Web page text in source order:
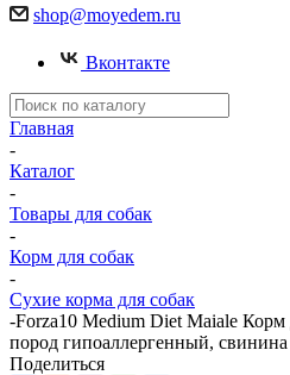
shop@moyedem.ru
Вконтакте
Главная
-
Каталог
-
Товары для собак
-
Корм для собак
-
Сухие корма для собак
-Forza10 Medium Diet Maiale Корм
пород гипоаллергенный, свинина
Поделиться